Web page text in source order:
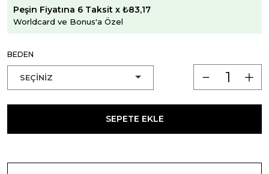
Peşin Fiyatına 6 Taksit x ₺83,17
Worldcard ve Bonus'a Özel
BEDEN
SEPETE EKLE